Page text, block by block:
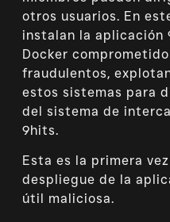
otros usuarios. En
instalan la aplicación
Docker
fraudulentos,
estos sistemas para
del sistema de
9hits.
Esta es la primera
despliegue de la
útil maliciosa.